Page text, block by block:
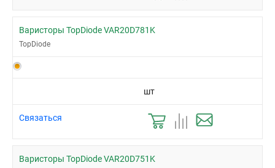
Варисторы TopDiode VAR20D781K
TopDiode
шт
Связаться
Варисторы TopDiode VAR20D751K